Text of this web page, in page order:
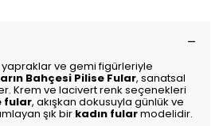
ve gemi figürleriyle
Bahçesi Pilise Fular, sanatsal
Krem ve lacivert renk seçenekleri
fular, akışkan dokusuyla günlük ve
şık bir kadın fularmodelidir.